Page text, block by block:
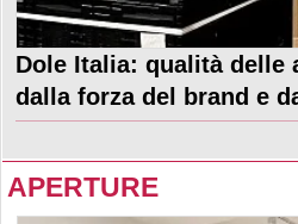
Dole Italia: qualità delle
dalla forza del brand e
APERTURE